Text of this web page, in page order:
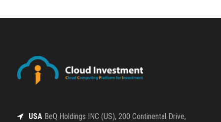
USA BeQ Holdings INC (US), 200 Continental Drive,